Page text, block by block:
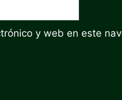
y web en este